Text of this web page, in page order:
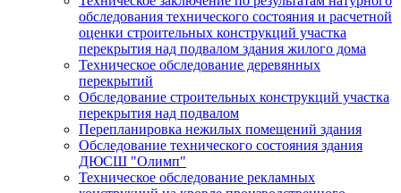
обследования технического состояния и расчетной
оценки строительных конструкций участка
перекрытия над подвалом здания жилого дома
Техническое обследование деревянных
перекрытий
Обследование строительных конструкций участка
перекрытия над подвалом
Перепланировка нежилых помещений здания
Обследование технического состояния здания
ДЮСШ "Олимп"
Техническое обследование рекламных